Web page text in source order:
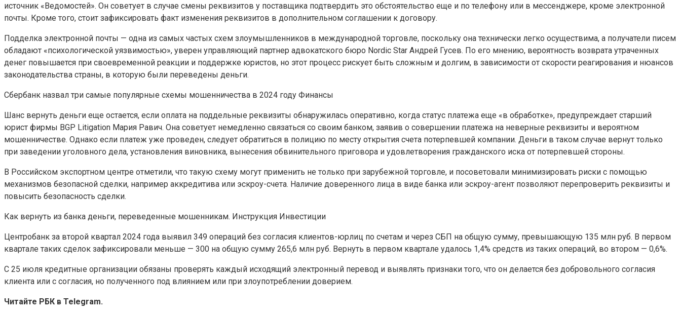
источник «Ведомостей». Он советует в случае смены реквизитов у поставщика подтвердить это обстоятельство еще и по телефону или в мессенджере, кроме электронной
почты. Кроме того, стоит зафиксировать факт изменения реквизитов в дополнительном соглашении к договору.
Подделка электронной почты — одна из самых частых схем злоумышленников в международной торговле, поскольку она технически легко осуществима, а получатели писем
обладают «психологической уязвимостью», уверен управляющий партнер адвокатского бюро Nordic Star Андрей Гусев. По его мнению, вероятность возврата утраченных
денег повышается при своевременной реакции и поддержке юристов, но этот процесс рискует быть сложным и долгим, в зависимости от скорости реагирования и нюансов
законодательства страны, в которую были переведены деньги.
Сбербанк назвал три самые популярные схемы мошенничества в 2024 году Финансы
Шанс вернуть деньги еще остается, если оплата на поддельные реквизиты обнаружилась оперативно, когда статус платежа еще «в обработке», предупреждает старший
юрист фирмы BGP Litigation Мария Равич. Она советует немедленно связаться со своим банком, заявив о совершении платежа на неверные реквизиты и вероятном
мошенничестве. Однако если платеж уже проведен, следует обратиться в полицию по месту открытия счета потерпевшей компании. Деньги в таком случае вернут только
при заведении уголовного дела, установления виновника, вынесения обвинительного приговора и удовлетворения гражданского иска от потерпевшей стороны.
В Российском экспортном центре отметили, что такую схему могут применить не только при зарубежной торговле, и посоветовали минимизировать риски с помощью
механизмов безопасной сделки, например аккредитива или эскроу-счета. Наличие доверенного лица в виде банка или эскроу-агент позволяют перепроверить реквизиты и
повысить безопасность сделки.
Как вернуть из банка деньги, переведенные мошенникам. Инструкция Инвестиции
Центробанк за второй квартал 2024 года выявил 349 операций без согласия клиентов-юрлиц по счетам и через СБП на общую сумму, превышающую 135 млн руб. В первом
квартале таких сделок зафиксировали меньше — 300 на общую сумму 265,6 млн руб. Вернуть в первом квартале удалось 1,4% средств из таких операций, во втором — 0,6%.
C 25 июля кредитные организации обязаны проверять каждый исходящий электронный перевод и выявлять признаки того, что он делается без добровольного согласия
клиента или с согласия, но полученного под влиянием или при злоупотреблении доверием.
Читайте РБК в Telegram.